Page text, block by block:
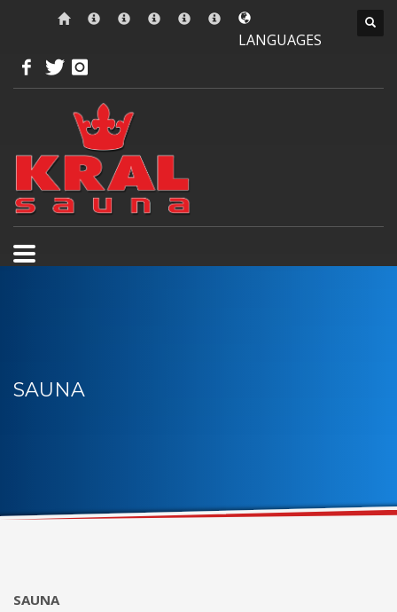
LANGUAGES
SAUNA
SAUNA